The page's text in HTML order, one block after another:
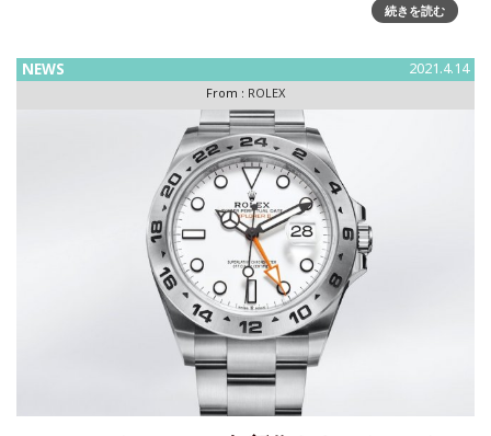
ッチ・オブ・ザ・イヤー」を決定一般社団法人 日本時計輸入
取得者(略称：CWC、2021年12月現在2,759 名、上級CW
続きを読む
NEWS 2021.4.14
From : ROLEX